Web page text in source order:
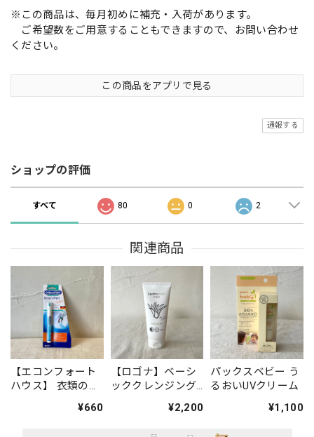
※この商品は、毎月初めに補充・入荷があります。
ご希望数をご用意することもできますので、お問い合わせ
ください。
この商品をアプリで見る
通報する
ショップの評価
すべて 80 0 2
関連商品
【エコンフォート
ハウス】 衣類のシ
¥660
【ロゴナ】ベーシ
ッククレンジング
¥2,200
パックスベビー う
るおいUVクリーム
¥1,100